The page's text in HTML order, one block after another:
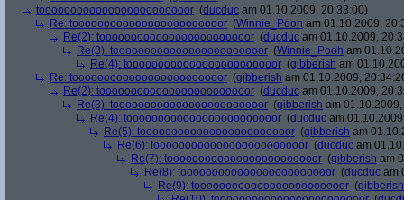
toooooooooooooooooooooooor (ducduc am 01.10.2009, 20:33:00)
Re: toooooooooooooooooooooooor (Winnie_Pooh am 01.10.2009,
Re(2): toooooooooooooooooooooooor (ducduc am 01.10.2009,
Re(3): toooooooooooooooooooooooor (Winnie_Pooh am
Re(4): toooooooooooooooooooooooor (gibberish am
Re: toooooooooooooooooooooooor (gibberish am 01.10.2009,
Re(2): toooooooooooooooooooooooor (ducduc am 01.10.2009,
Re(3): toooooooooooooooooooooooor (gibberish am
Re(4): toooooooooooooooooooooooor (ducduc am
Re(5): toooooooooooooooooooooooor (gibberish am
Re(6): toooooooooooooooooooooooor (ducduc am
Re(7): toooooooooooooooooooooooor (gibberish am
Re(8): toooooooooooooooooooooooor (ducduc am
Re(9): toooooooooooooooooooooooor (gibberish